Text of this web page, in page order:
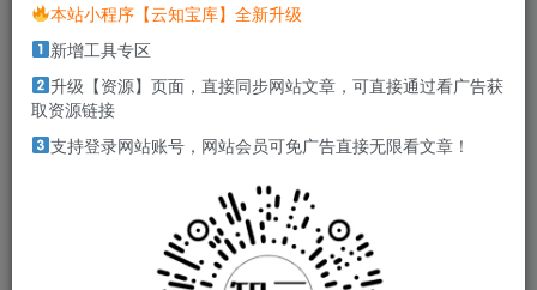
本站部分资源打包为压缩包以方便分享，涉及较多
解压密码，如果你下载的资源需要解压密码，请点
击解压密码查看
软件简介
?通过豆包接入学习相关的功能，包括作业批改、AI解题、口
算练习、语文英语作文、口语练习等功能。
本站小程序【云知宝库】全新升级
新增工具专区
升级【资源】页面，直接同步网站文章，可直接通过看广告获
取资源链接
支持登录网站账号，网站会员可免广告直接无限看文章！